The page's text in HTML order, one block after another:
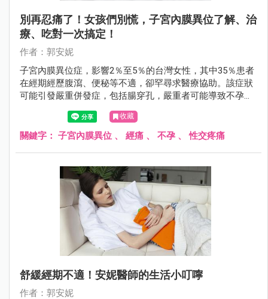
別再忍痛了！女孩們別慌，子宮內膜異位了解、治
療、吃對一次搞定！
作者：郭安妮
子宮內膜異位症，影響2％至5％的台灣女性，其中35％患者
在經期經歷腹瀉、便秘等不適，卻罕尋求醫療協助。該症狀
可能引發嚴重併發症，包括腸穿孔，嚴重者可能導致不孕。
臨床表現包括經痛、不孕症、性交疼痛等。及早發現及治療
至關重要，特別對計劃生育的女性，懷孕期間的荷爾蒙變化
有助於症狀緩解。
收藏
關鍵字： 子宮內膜異位 、 經痛 、 不孕 、性交疼痛
舒緩經期不適！安妮醫師的生活小叮嚀
作者：郭安妮